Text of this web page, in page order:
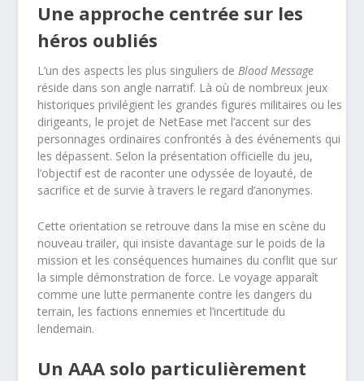
Une approche centrée sur les
héros oubliés
L’un des aspects les plus singuliers deBlood Message
réside dans son angle narratif. Là où de nombreux jeux
historiques privilégient les grandes figures militaires ou les
dirigeants, le projet de NetEase met l’accent sur des
personnages ordinaires confrontés à des événements qui
les dépassent. Selon la présentation officielle du jeu,
l’objectif est de raconter une odyssée de loyauté, de
sacrifice et de survie à travers le regard d’anonymes.
Cette orientation se retrouve dans la mise en scène du
nouveau trailer, qui insiste davantage sur le poids de la
mission et les conséquences humaines du conflit que sur
la simple démonstration de force. Le voyage apparaît
comme une lutte permanente contre les dangers du
terrain, les factions ennemies et l’incertitude du
lendemain.
Un AAA solo particulièrement